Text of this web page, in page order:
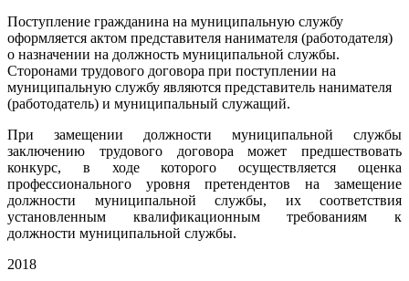
Поступление гражданина на муниципальную службу
оформляется актом представителя нанимателя (работодателя)
о назначении на должность муниципальной службы.
Сторонами трудового договора при поступлении на
муниципальную службу являются представитель нанимателя
(работодатель) и муниципальный служащий.
При замещении должности муниципальной службы
заключению трудового договора может предшествовать
конкурс, в ходе которого осуществляется оценка
профессионального уровня претендентов на замещение
должности муниципальной службы, их соответствия
установленным квалификационным требованиям к
должности муниципальной службы.
2018